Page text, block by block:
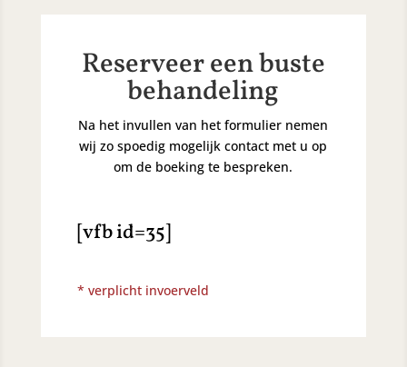
Reserveer een buste
behandeling
Na het invullen van het formulier nemen
wij zo spoedig mogelijk contact met u op
om de boeking te bespreken.
[vfb id=35]
* verplicht invoerveld